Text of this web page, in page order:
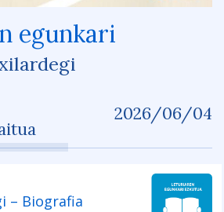
egunkari
2026/06/04
– Biografia